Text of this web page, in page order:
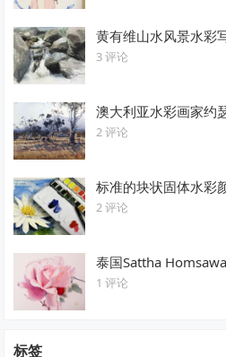
黄有维山水风景水彩
3 评论
澳大利亚水彩画家约
2 评论
标准的块状固体水彩
2 评论
泰国Sattha
1 评论
标签